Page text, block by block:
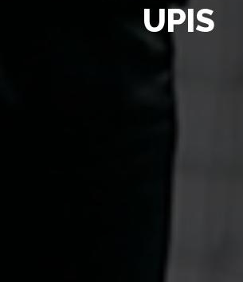
UPIS